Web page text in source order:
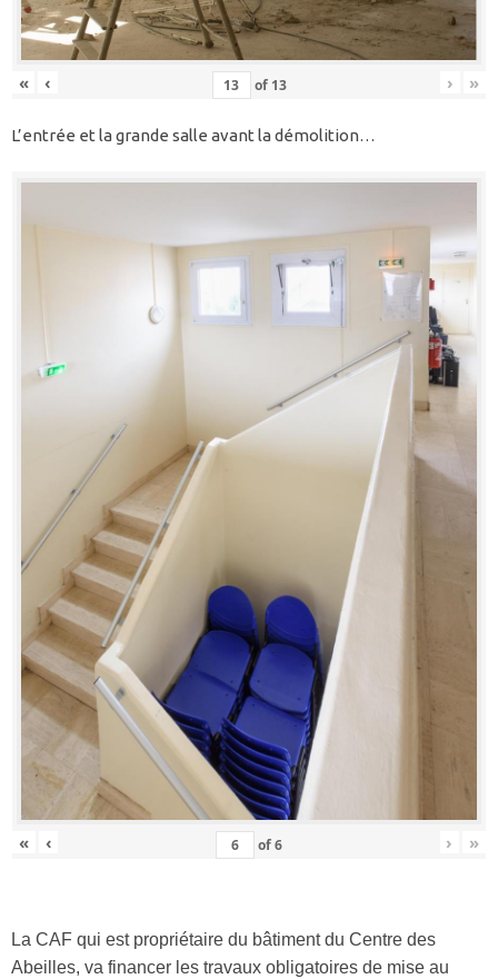
« ‹ of 13 › »
L’entrée et la grande salle avant la démolition…
« ‹ of6 › »
La CAF qui est propriétaire du bâtiment du Centre des
Abeilles, va financer les travaux obligatoires de mise au